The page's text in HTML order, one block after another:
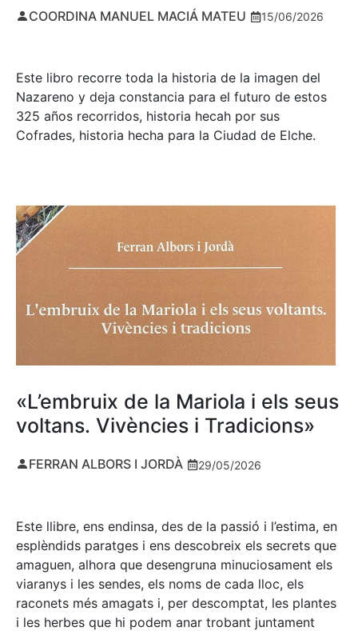
COORDINA MANUEL MACIÁ MATEU 15/06/2026
Este libro recorre toda la historia de la imagen del
Nazareno y deja constancia para el futuro de estos
325 años recorridos, historia hecah por sus
Cofrades, historia hecha para la Ciudad de Elche.
«L’embruix de la Mariola i els seus
voltans. Vivències i Tradicions»
FERRAN ALBORS I JORDÀ 29/05/2026
Este llibre, ens endinsa, des de la passió i l’estima, en
esplèndids paratges i ens descobreix els secrets que
amaguen, alhora que desengruna minuciosament els
viaranys i les sendes, els noms de cada lloc, els
raconets més amagats i, per descomptat, les plantes
i les herbes que hi podem anar trobant juntament